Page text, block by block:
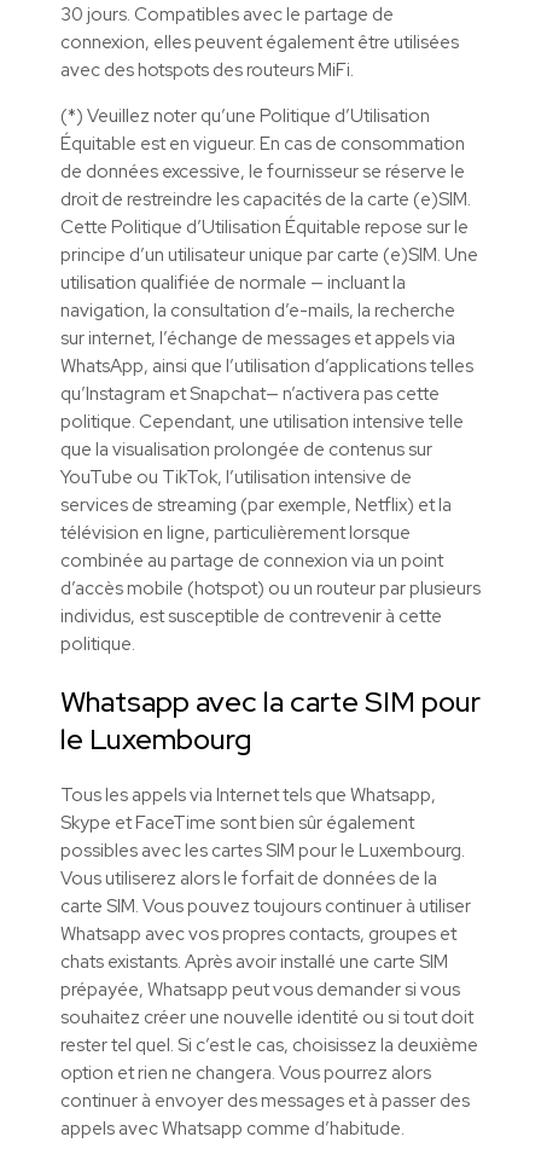
30 jours. Compatibles avec le partage de
connexion, elles peuvent également être utilisées
avec des hotspots des routeurs MiFi.
(*) Veuillez noter qu’une Politique d’Utilisation
Équitable est en vigueur. En cas de consommation
de données excessive, le fournisseur se réserve le
droit de restreindre les capacités de la carte (e)SIM.
Cette Politique d’Utilisation Équitable repose sur le
principe d’un utilisateur unique par carte (e)SIM. Une
utilisation qualifiée de normale — incluant la
navigation, la consultation d’e-mails, la recherche
sur internet, l’échange de messages et appels via
WhatsApp, ainsi que l’utilisation d’applications telles
qu’Instagram et Snapchat— n’activera pas cette
politique. Cependant, une utilisation intensive telle
que la visualisation prolongée de contenus sur
YouTube ou TikTok, l’utilisation intensive de
services de streaming (par exemple, Netflix) et la
télévision en ligne, particulièrement lorsque
combinée au partage de connexion via un point
d’accès mobile (hotspot) ou un routeur par plusieurs
individus, est susceptible de contrevenir à cette
politique.
Whatsapp avec la carte SIM pour
le Luxembourg
Tous les appels via Internet tels que Whatsapp,
Skype et FaceTime sont bien sûr également
possibles avec les cartes SIM pour le Luxembourg.
Vous utiliserez alors le forfait de données de la
carte SIM. Vous pouvez toujours continuer à utiliser
Whatsapp avec vos propres contacts, groupes et
chats existants. Après avoir installé une carte SIM
prépayée, Whatsapp peut vous demander si vous
souhaitez créer une nouvelle identité ou si tout doit
rester tel quel. Si c’est le cas, choisissez la deuxième
option et rien ne changera. Vous pourrez alors
continuer à envoyer des messages et à passer des
appels avec Whatsapp comme d’habitude.